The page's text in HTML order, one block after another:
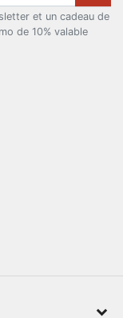
et un cadeau de
de 10% valable